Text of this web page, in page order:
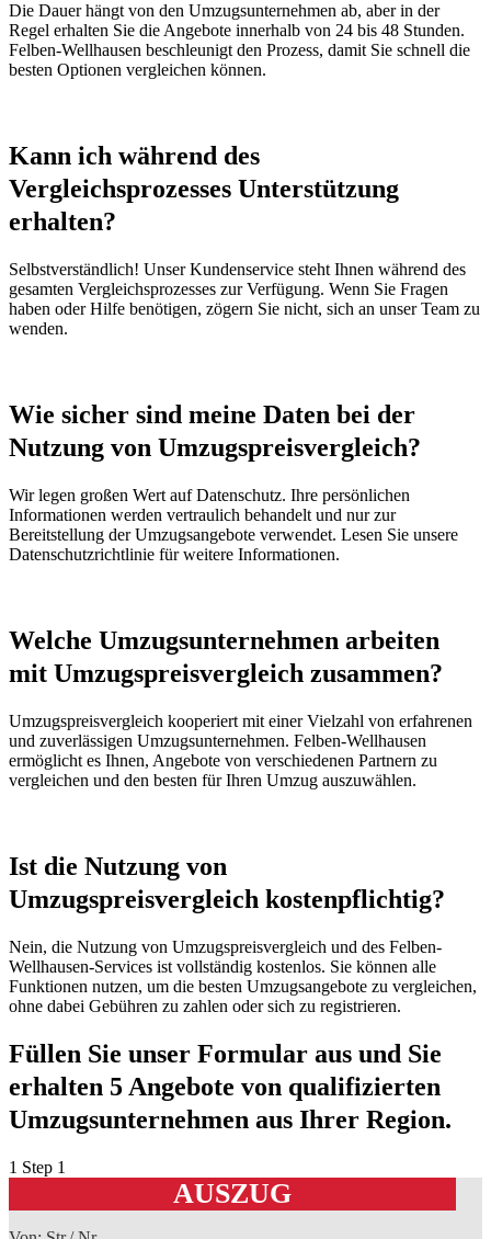
Die Dauer hängt von den Umzugsunternehmen ab, aber in der
Regel erhalten Sie die Angebote innerhalb von 24 bis 48 Stunden.
Felben-Wellhausen beschleunigt den Prozess, damit Sie schnell die
besten Optionen vergleichen können.
Kann ich während des
Vergleichsprozesses Unterstützung
erhalten?
Selbstverständlich! Unser Kundenservice steht Ihnen während des
gesamten Vergleichsprozesses zur Verfügung. Wenn Sie Fragen
haben oder Hilfe benötigen, zögern Sie nicht, sich an unser Team zu
wenden.
Wie sicher sind meine Daten bei der
Nutzung von Umzugspreisvergleich?
Wir legen großen Wert auf Datenschutz. Ihre persönlichen
Informationen werden vertraulich behandelt und nur zur
Bereitstellung der Umzugsangebote verwendet. Lesen Sie unsere
Datenschutzrichtlinie für weitere Informationen.
Welche Umzugsunternehmen arbeiten
mit Umzugspreisvergleich zusammen?
Umzugspreisvergleich kooperiert mit einer Vielzahl von erfahrenen
und zuverlässigen Umzugsunternehmen. Felben-Wellhausen
ermöglicht es Ihnen, Angebote von verschiedenen Partnern zu
vergleichen und den besten für Ihren Umzug auszuwählen.
Ist die Nutzung von
Umzugspreisvergleich kostenpflichtig?
Nein, die Nutzung von Umzugspreisvergleich und des Felben-
Wellhausen-Services ist vollständig kostenlos. Sie können alle
Funktionen nutzen, um die besten Umzugsangebote zu vergleichen,
ohne dabei Gebühren zu zahlen oder sich zu registrieren.
Füllen Sie unser Formular aus und Sie
erhalten 5 Angebote von qualifizierten
Umzugsunternehmen aus Ihrer Region.
1 Step 1
AUSZUG